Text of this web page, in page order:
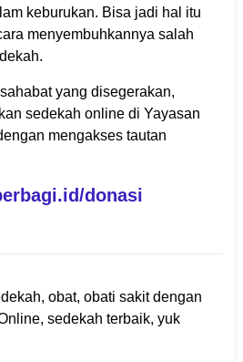
keburukan. Bisa jadi hal itu
menyembuhkannya salah
yang disegerakan,
sedekah online di Yayasan
mengakses tautan
donasi
, obat, obati sakit dengan
, sedekah terbaik, yuk